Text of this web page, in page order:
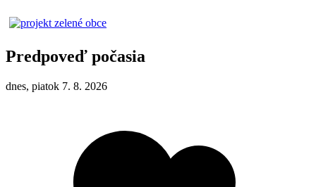
Predpoveď počasia
dnes, piatok 7. 8. 2026